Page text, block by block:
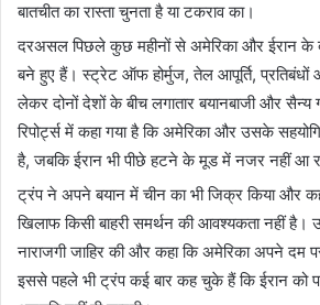
बातचीत का रास्ता चुनता है या टकराव का।
दरअसल पिछले कुछ महीनों से अमेरिका और ईरान के
बने हुए हैं। स्ट्रेट ऑफ होर्मुज, तेल आपूर्ति, प्रतिबंधों
लेकर दोनों देशों के बीच लगातार बयानबाजी और सैन्य
रिपोर्ट्स में कहा गया है कि अमेरिका और उसके
है, जबकि ईरान भी पीछे हटने के मूड में नजर नहीं आ
ट्रंप ने अपने बयान में चीन का भी जिक्र किया और
खिलाफ किसी बाहरी समर्थन की आवश्यकता नहीं है।
नाराजगी जाहिर की और कहा कि अमेरिका अपने दम
इससे पहले भी ट्रंप कई बार कह चुके हैं कि ईरान को